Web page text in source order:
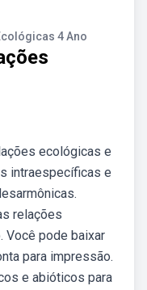
4 Ano
ecológicas e
intraespecíficas e
relações
Você pode baixar
para impressão.
e abióticos para